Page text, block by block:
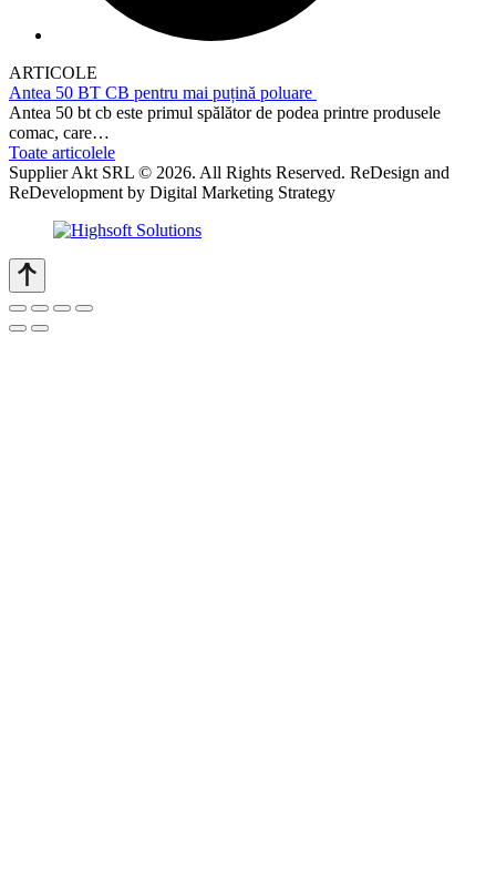
ARTICOLE
Antea 50 BT CB pentru mai puțină poluare
Antea 50 bt cb este primul spălător de podea printre produsele
comac, care…
Toate articolele
Supplier Akt SRL © 2026. All Rights Reserved. ReDesign and
ReDevelopment by Digital Marketing Strategy